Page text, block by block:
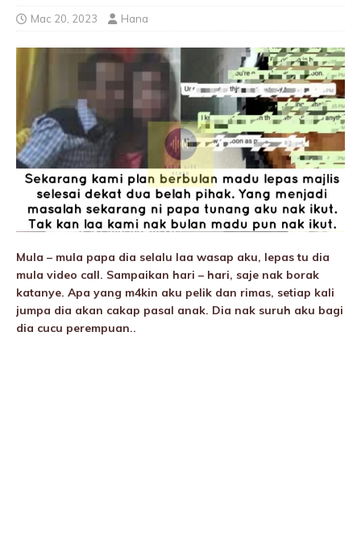
Mac 20, 2023 Hana
Mula – mula papa dia selalu laa wasap aku, lepas tu dia
mula video call. Sampaikan hari – hari, saje nak borak
katanye. Apa yang m4kin aku pelik dan rimas, setiap kali
jumpa dia akan cakap pasal anak. Dia nak suruh aku bagi
dia cucu perempuan..